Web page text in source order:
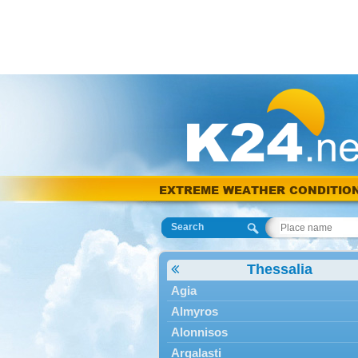
EXTREME WEATHER
Search
Thessalia
Agia
Almyros
Alonnisos
Argalasti